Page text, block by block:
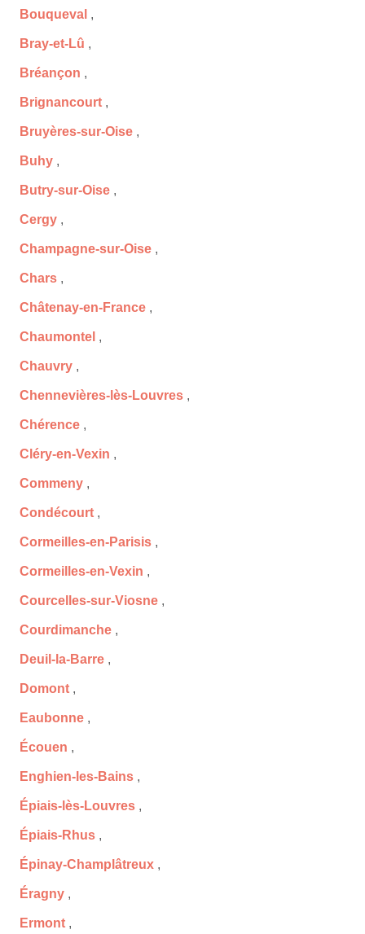
Bouqueval ,
Bray-et-Lû ,
Bréançon ,
Brignancourt ,
Bruyères-sur-Oise ,
Buhy ,
Butry-sur-Oise ,
Cergy ,
Champagne-sur-Oise ,
Chars ,
Châtenay-en-France ,
Chaumontel ,
Chauvry ,
Chennevières-lès-Louvres ,
Chérence ,
Cléry-en-Vexin ,
Commeny ,
Condécourt ,
Cormeilles-en-Parisis ,
Cormeilles-en-Vexin ,
Courcelles-sur-Viosne ,
Courdimanche ,
Deuil-la-Barre ,
Domont ,
Eaubonne ,
Écouen ,
Enghien-les-Bains ,
Épiais-lès-Louvres ,
Épiais-Rhus ,
Épinay-Champlâtreux ,
Éragny ,
Ermont ,